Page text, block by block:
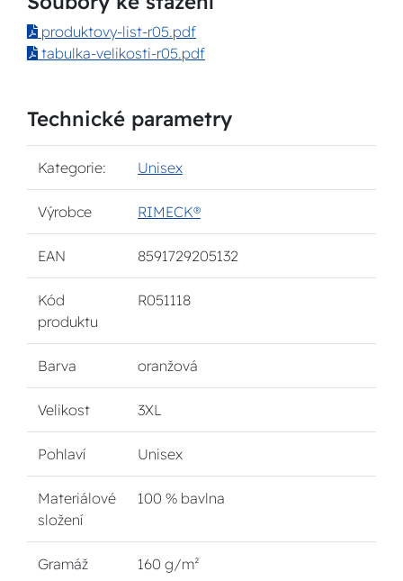
produktovy-list-r05.pdf
tabulka-velikosti-r05.pdf
Technické parametry
Kategorie: Unisex
Výrobce RIMECK®
EAN 8591729205132
Kód
produktu
R051118
Barva oranžová
Velikost 3XL
Pohlaví Unisex
Materiálové
složení
100 % bavlna
Gramáž 160 g/m²